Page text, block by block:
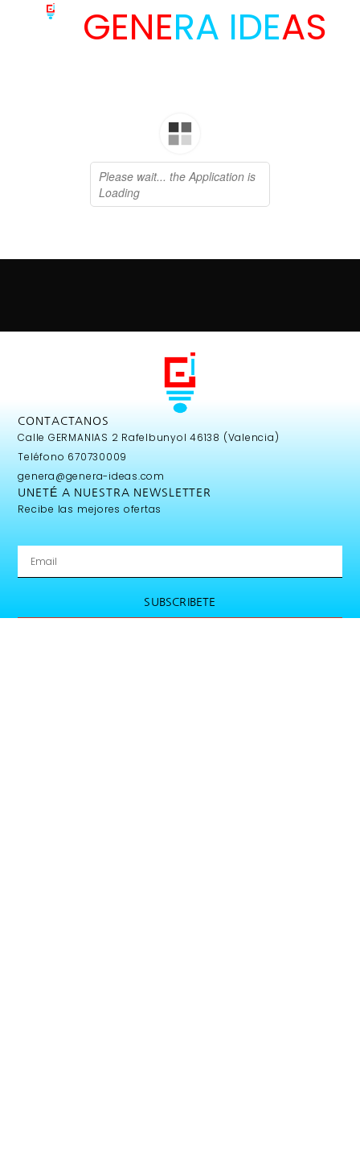
GENERA IDEAS
CONTACTANOS
Calle GERMANIAS 2 Rafelbunyol 46138 (Valencia)
Teléfono 670730009
genera@genera-ideas.com
UNETÉ A NUESTRA NEWSLETTER
Recibe las mejores ofertas
SUBSCRIBETE